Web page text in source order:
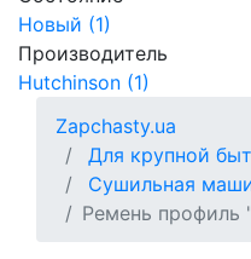
Новый (1)
Производитель
Hutchinson (1)
Zapchasty.ua
Для крупной
Сушильная
Ремень профиль